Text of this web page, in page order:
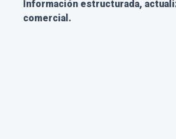
Información estructurada,
comercial.